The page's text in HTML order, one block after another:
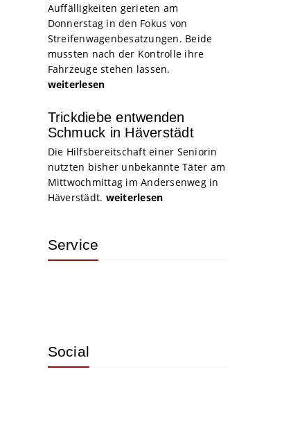
Auffälligkeiten gerieten am
Donnerstag in den Fokus von
Streifenwagenbesatzungen. Beide
mussten nach der Kontrolle ihre
Fahrzeuge stehen lassen.
weiterlesen
Trickdiebe entwenden
Schmuck in Häverstädt
Die Hilfsbereitschaft einer Seniorin
nutzten bisher unbekannte Täter am
Mittwochmittag im Andersenweg in
Häverstädt. weiterlesen
Service
Social